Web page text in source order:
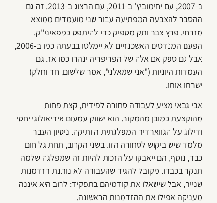
ב-2007, עם יחימוביץ' ב-2011, עם הרצוג ב-2013. זה גם
ההסבר להצבעה המפתיעה עבור שני מועמדים ממוצא
מזרחי. פרץ צבר ותק מספיק כדי להיתפס כמפאיני"ק.
הפעם המנדטים האשכנזיים לא יימלטו בבעתה כמו ב-2006,
אבל גם ספק אם אלה של הפריפריה ינהרו כמו אז. גם
העמדות היוניות ("אני שמאלני", אמר שלשום, חד וחלק)
ישרתו אותו.
אבי גבאי מציע לעבודה סחורה לפידית, קצת פחות
מהוקצעת כמובן מהמקור. הוא ישווק עמעום אידיאולוגי יחסי
ודילוג על הגווארדיה המפלגתית הוותיקה. ניסיון העבר
מלמד שיש ביקוש לסחורה הזו. בשני הקרוב, תחת גל חום
כבד, נוסף, הם ייאבקו על הזכות להיות זה שמפלגה שלמה
תנקר בכבדו. מקובל להגיד שהעבודה לא נותנת הזדמנות
שנייה, אבל שישאלו את קודמיהם בתפקיד: לרוב היא איננה
מעניקה אפילו את ההזדמנות הראשונה.